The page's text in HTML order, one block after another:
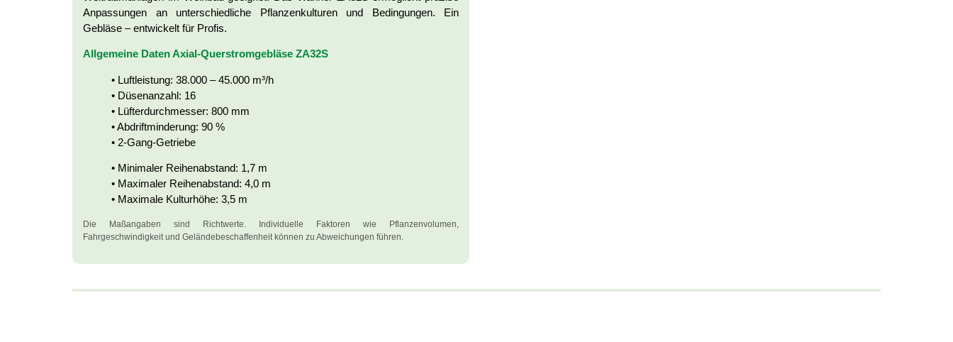
Anpassungen an unterschiedliche Pflanzenkulturen und Bedingungen. Ein
Gebläse – entwickelt für Profis.
Allgemeine Daten Axial-Querstromgebläse ZA32S
• Luftleistung: 38.000 – 45.000 m³/h
• Düsenanzahl: 16
• Lüfterdurchmesser: 800 mm
• Abdriftminderung: 90 %
• 2-Gang-Getriebe
• Minimaler Reihenabstand: 1,7 m
• Maximaler Reihenabstand: 4,0 m
• Maximale Kulturhöhe: 3,5 m
Die Maßangaben sind Richtwerte. Individuelle Faktoren wie Pflanzenvolumen,
Fahrgeschwindigkeit und Geländebeschaffenheit können zu Abweichungen führen.